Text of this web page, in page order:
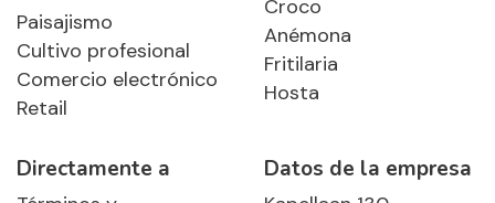
Paisajismo
Cultivo profesional
Comercio electrónico
Retail
Croco
Anémona
Fritilaria
Hosta
Directamente a Datos de la empresa